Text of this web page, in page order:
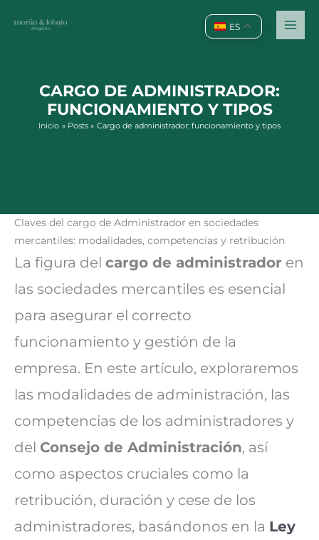
CARGO DE ADMINISTRADOR:
FUNCIONAMIENTO Y TIPOS
Inicio Posts Cargo de administrador: funcionamiento y tipos
Claves del cargo de Administrador en sociedades
mercantiles: modalidades, competencias y retribución
La figura del cargo de administrador en
las sociedades mercantiles es esencial
para asegurar el correcto
funcionamiento y gestión de la
empresa. En este artículo, exploraremos
las modalidades de administración, las
competencias de los administradores y
del Consejo de Administración, así
como aspectos cruciales como la
retribución, duración y cese de los
administradores, basándonos en la Ley
ES